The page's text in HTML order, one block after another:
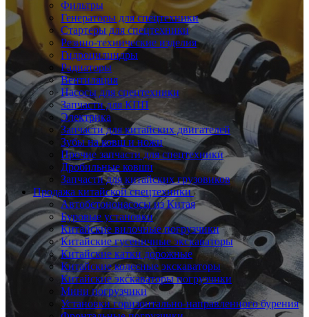
Фильтры
Генераторы для спецтехники
Стартеры для спецтехники
Резино-технические изделия
Гидроцилиндры
Радиаторы
Вентиляция
Насосы для спецтехники
Запчасти для КПП
Электрика
Запчасти для китайских двигателей
Зубы на ковш и ножи
Прочие запчасти для спецтехники
Дробильные ковши
Запчасти для китайских грузовиков
Продажа китайской спецтехники
Автобетононасосы из Китая
Буровые установки
Китайские вилочные погрузчики
Китайские гусеничные экскаваторы
Китайские катки дорожные
Китайские колесные экскаваторы
Китайские экскаваторы погрузчики
Мини погрузчики
Установки горизонтально-направленного бурения